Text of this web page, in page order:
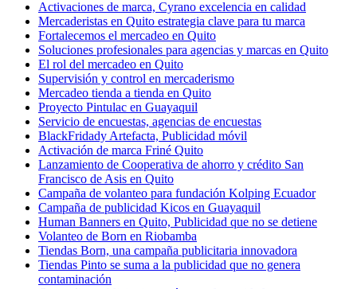
Activaciones de marca, Cyrano excelencia en calidad
Mercaderistas en Quito estrategia clave para tu marca
Fortalecemos el mercadeo en Quito
Soluciones profesionales para agencias y marcas en Quito
El rol del mercadeo en Quito
Supervisión y control en mercaderismo
Mercadeo tienda a tienda en Quito
Proyecto Pintulac en Guayaquil
Servicio de encuestas, agencias de encuestas
BlackFridady Artefacta, Publicidad móvil
Activación de marca Friné Quito
Lanzamiento de Cooperativa de ahorro y crédito San
Francisco de Asis en Quito
Campaña de volanteo para fundación Kolping Ecuador
Campaña de publicidad Kicos en Guayaquil
Human Banners en Quito, Publicidad que no se detiene
Volanteo de Born en Riobamba
Tiendas Born, una campaña publicitaria innovadora
Tiendas Pinto se suma a la publicidad que no genera
contaminación